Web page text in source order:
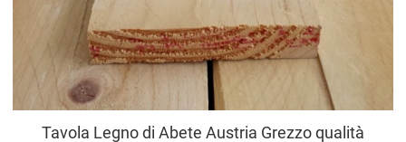
Tavola Legno di Abete Austria Grezzo qualità